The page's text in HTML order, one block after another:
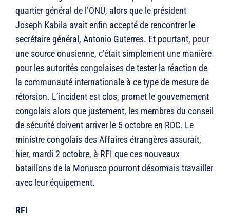
quartier général de l’ONU, alors que le président
Joseph Kabila avait enfin accepté de rencontrer le
secrétaire général, Antonio Guterres. Et pourtant, pour
une source onusienne, c’était simplement une manière
pour les autorités congolaises de tester la réaction de
la communauté internationale à ce type de mesure de
rétorsion. L’incident est clos, promet le gouvernement
congolais alors que justement, les membres du conseil
de sécurité doivent arriver le 5 octobre en RDC. Le
ministre congolais des Affaires étrangères assurait,
hier, mardi 2 octobre, à RFI que ces nouveaux
bataillons de la Monusco pourront désormais travailler
avec leur équipement.
RFI